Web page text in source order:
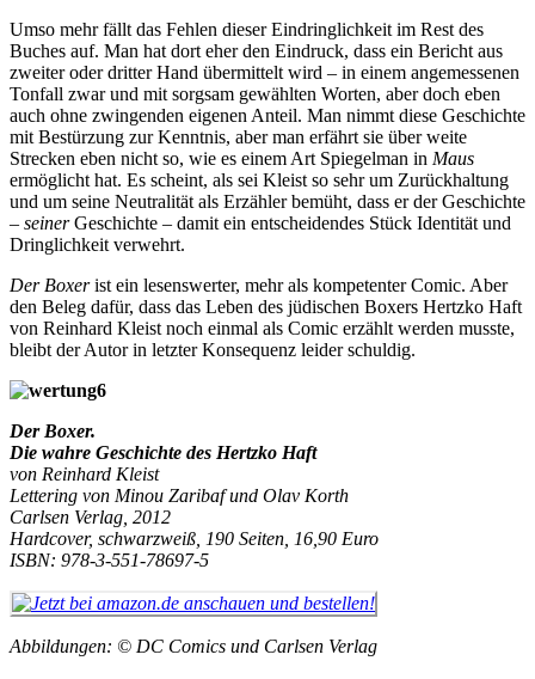
Umso mehr fällt das Fehlen dieser Eindringlichkeit im Rest des
Buches auf. Man hat dort eher den Eindruck, dass ein Bericht aus
zweiter oder dritter Hand übermittelt wird – in einem angemessenen
Tonfall zwar und mit sorgsam gewählten Worten, aber doch eben
auch ohne zwingenden eigenen Anteil. Man nimmt diese Geschichte
mit Bestürzung zur Kenntnis, aber man erfährt sie über weite
Strecken eben nicht so, wie es einem Art Spiegelman in Maus
ermöglicht hat. Es scheint, als sei Kleist so sehr um Zurückhaltung
und um seine Neutralität als Erzähler bemüht, dass er der Geschichte
– seinerGeschichte – damit ein entscheidendes Stück Identität und
Dringlichkeit verwehrt.
Der Boxerist ein lesenswerter, mehr als kompetenter Comic. Aber
den Beleg dafür, dass das Leben des jüdischen Boxers Hertzko Haft
von Reinhard Kleist noch einmal als Comic erzählt werden musste,
bleibt der Autor in letzter Konsequenz leider schuldig.
Der Boxer.
Die wahre Geschichte des Hertzko Haft
von Reinhard Kleist
Lettering von Minou Zaribaf und Olav Korth
Carlsen Verlag, 2012
Hardcover, schwarzweiß, 190 Seiten, 16,90 Euro
ISBN: 978-3-551-78697-5
Abbildungen: © DC Comics und Carlsen Verlag